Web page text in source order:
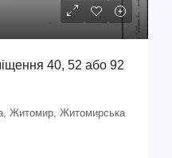
40, 52 або 92
Житомир, Житомирська